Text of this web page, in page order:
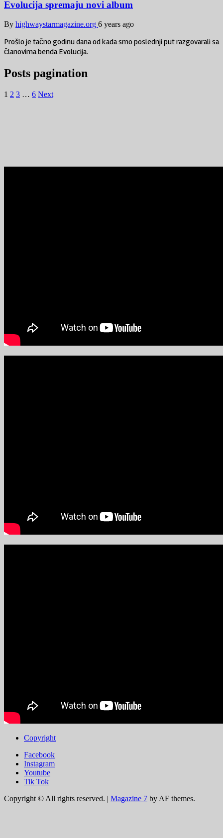
Evolucija spremaju novi album
By highwaystarmagazine.org 6 years ago
Prošlo je tačno godinu dana od kada smo poslednji put razgovarali sa
članovima benda Evolucija.
Posts pagination
1 2 3 … 6 Next
Copyright
Facebook
Instagram
Youtube
Tik Tok
Copyright © All rights reserved. | Magazine 7 by AF themes.